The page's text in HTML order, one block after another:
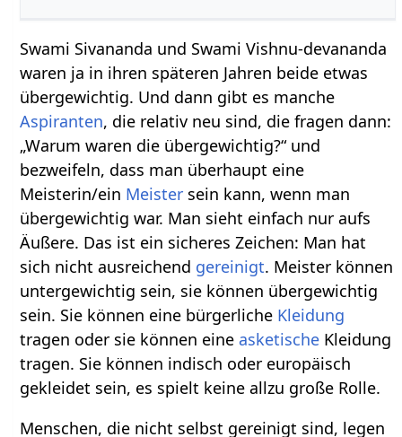
Swami Sivananda und Swami Vishnu-devananda
waren ja in ihren späteren Jahren beide etwas
übergewichtig. Und dann gibt es manche
Aspiranten, die relativ neu sind, die fragen dann:
„Warum waren die übergewichtig?“ und
bezweifeln, dass man überhaupt eine
Meisterin/ein Meister sein kann, wenn man
übergewichtig war. Man sieht einfach nur aufs
Äußere. Das ist ein sicheres Zeichen: Man hat
sich nicht ausreichend gereinigt. Meister können
untergewichtig sein, sie können übergewichtig
sein. Sie können eine bürgerliche Kleidung
tragen oder sie können eine asketische Kleidung
tragen. Sie können indisch oder europäisch
gekleidet sein, es spielt keine allzu große Rolle.
Menschen, die nicht selbst gereinigt sind, legen